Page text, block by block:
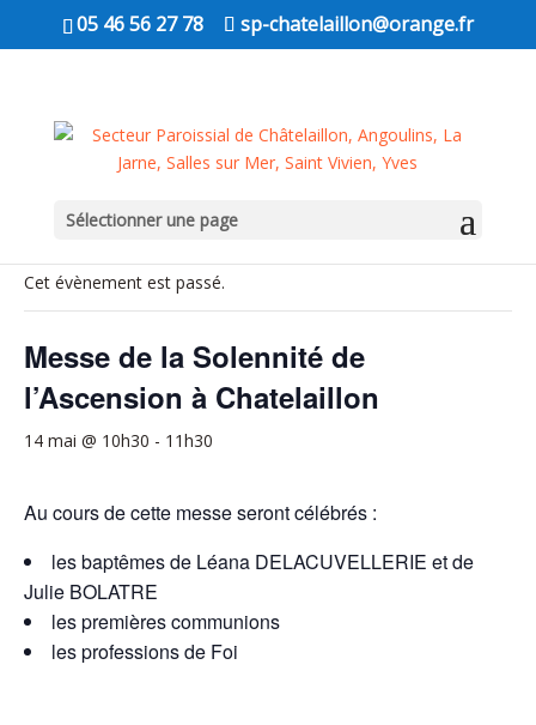
05 46 56 27 78 sp-chatelaillon@orange.fr
Sélectionner une page
« Tous les Évènements
Cet évènement est passé.
Messe de la Solennité de
l’Ascension à Chatelaillon
14 mai @ 10h30 - 11h30
Au cours de cette messe seront célébrés :
les baptêmes de Léana DELACUVELLERIE et de
Julie BOLATRE
les premières communions
les professions de Foi